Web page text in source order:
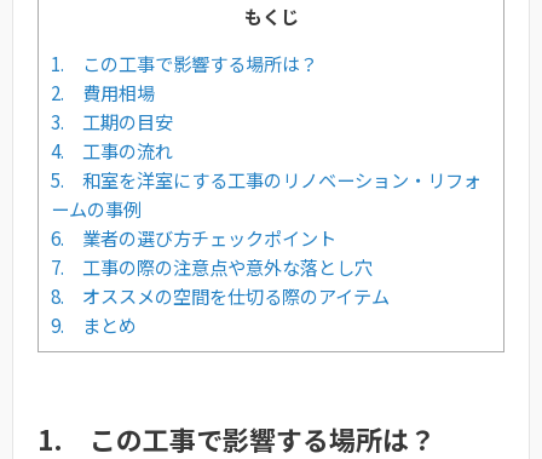
もくじ
1. この工事で影響する場所は？
2. 費用相場
3. 工期の目安
4. 工事の流れ
5. 和室を洋室にする工事のリノベーション・リフォ
ームの事例
6. 業者の選び方チェックポイント
7. 工事の際の注意点や意外な落とし穴
8. オススメの空間を仕切る際のアイテム
9. まとめ
1. この工事で影響する場所は？